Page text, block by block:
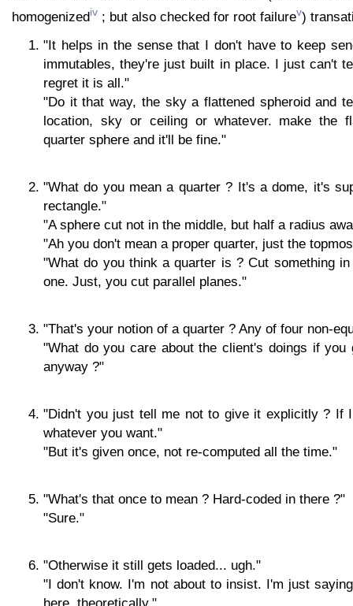
homogenizediv ; but also checked for root failurev)
"It helps in the sense that I don't have to keep
immutables, they're just built in place. I just can't
regret it is all."
"Do it that way, the sky a flattened spheroid and
location, sky or ceiling or whatever. make the
quarter sphere and it'll be fine."
"What do you mean a quarter ? It's a dome, it's
rectangle."
"A sphere cut not in the middle, but half a radius
"Ah you don't mean a proper quarter, just the
"What do you think a quarter is ? Cut something
one. Just, you cut parallel planes."
"That's your notion of a quarter ? Any of four non-
"What do you care about the client's doings if
anyway ?"
"Didn't you just tell me not to give it explicitly ? If
whatever you want."
"But it's given once, not re-computed all the time."
"What's that once to mean ? Hard-coded in there ?"
"Sure."
"Otherwise it still gets loaded... ugh."
"I don't know. I'm not about to insist. I'm just